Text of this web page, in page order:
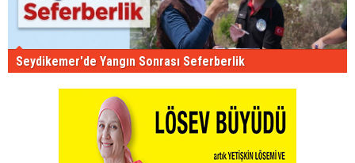
Seydikemer'de Yangın Sonrası Seferberlik